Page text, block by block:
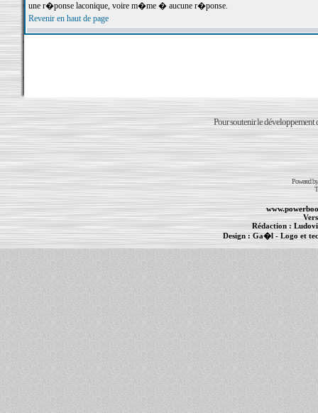
une r�ponse laconique, voire m�me � aucune r�ponse.
Revenir en haut de page
Pour soutenir le développement
Powered
Rédaction :
Design :Ga�l- Logo et
Informations :